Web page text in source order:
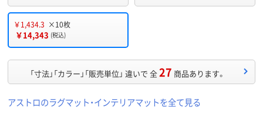
￥1,434.3 ×10枚
￥14,343 (税込)
「寸法」「カラー」「販売単位」 違いで 全27 商品あります。
アストロのラグマット・インテリアマットを全て見る